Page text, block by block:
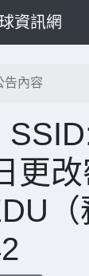
資訊網
告內容
更